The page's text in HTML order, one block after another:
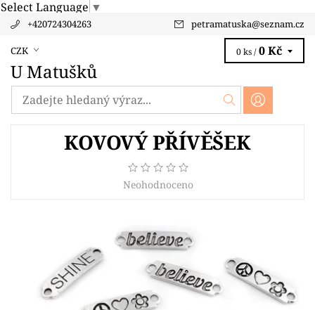
Select Language ▼
+420724304263 petramatuska@seznam.cz
CZK
U Matušků
0 ks / 0 Kč
KOVOVÝ PŘÍVĚŠEK
Neohodnoceno